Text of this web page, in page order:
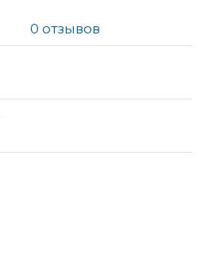
0 отзывов